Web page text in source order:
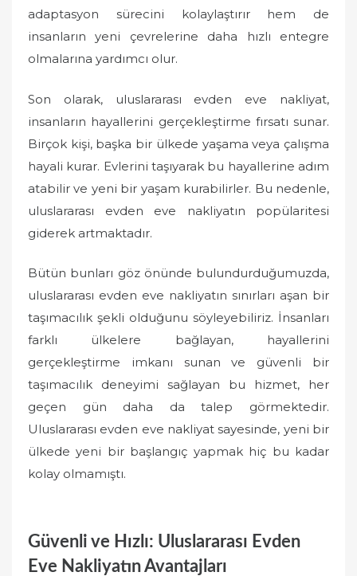
adaptasyon sürecini kolaylaştırır hem de
insanların yeni çevrelerine daha hızlı entegre
olmalarına yardımcı olur.
Son olarak, uluslararası evden eve nakliyat,
insanların hayallerini gerçekleştirme fırsatı sunar.
Birçok kişi, başka bir ülkede yaşama veya çalışma
hayali kurar. Evlerini taşıyarak bu hayallerine adım
atabilir ve yeni bir yaşam kurabilirler. Bu nedenle,
uluslararası evden eve nakliyatın popülaritesi
giderek artmaktadır.
Bütün bunları göz önünde bulundurduğumuzda,
uluslararası evden eve nakliyatın sınırları aşan bir
taşımacılık şekli olduğunu söyleyebiliriz. İnsanları
farklı ülkelere bağlayan, hayallerini
gerçekleştirme imkanı sunan ve güvenli bir
taşımacılık deneyimi sağlayan bu hizmet, her
geçen gün daha da talep görmektedir.
Uluslararası evden eve nakliyat sayesinde, yeni bir
ülkede yeni bir başlangıç yapmak hiç bu kadar
kolay olmamıştı.
Güvenli ve Hızlı: Uluslararası Evden
Eve Nakliyatın Avantajları